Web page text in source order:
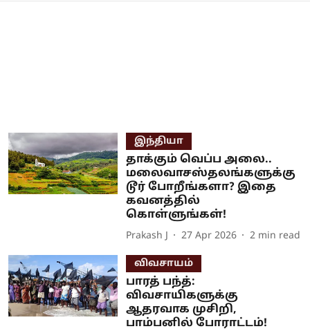
இந்தியா
தாக்கும் வெப்ப அலை..
மலைவாசஸ்தலங்களுக்கு
டூர் போறீங்களா? இதை
கவனத்தில்
கொள்ளுங்கள்!
Prakash J 27 Apr 2026 2 min read
விவசாயம்
பாரத் பந்த்:
விவசாயிகளுக்கு
ஆதரவாக முசிறி,
பாம்பனில் போராட்டம்!